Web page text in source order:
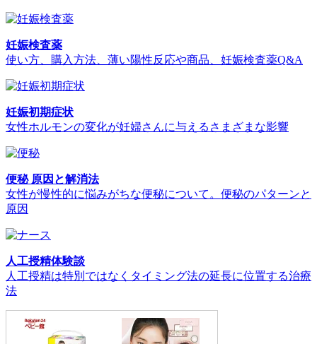
妊娠検査薬
使い方、購入方法、薄い陽性反応や商品、妊娠検査薬Q&A
妊娠初期症状
女性ホルモンの変化が妊婦さんに与えるさまざまな影響
便秘 原因と解消法
女性が慢性的に悩みがちな便秘について。便秘のパターンと
原因
人工授精体験談
人工授精は特別ではなくタイミング法の延長に位置する治療
法